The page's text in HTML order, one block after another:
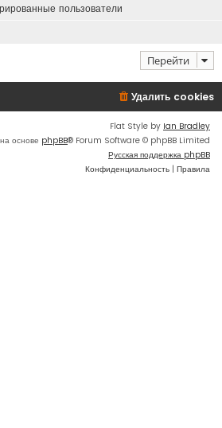
пользователи
Перейти
Удалить cookies
Flat Style by Ian Bradley
основе phpBB® Forum Software © phpBB Limited
Русская поддержка phpBB
Конфиденциальность | Правила